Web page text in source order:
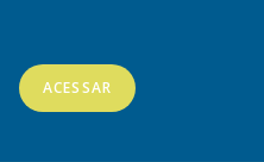
ACESSAR